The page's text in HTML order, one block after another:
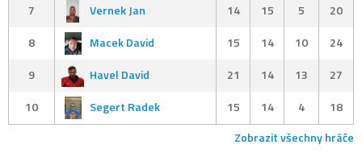
7
Vernek Jan 14 15 5
20
8
Macek David 15 14 10
24
9
Havel David 21 14 13
27
10
Segert Radek 15 14 4
18
Zobrazit všechny hráče